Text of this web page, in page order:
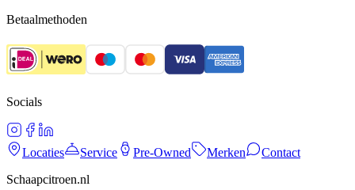
Betaalmethoden
Socials
Locaties Service Pre-Owned Merken
Contact
Schaapcitroen.nl